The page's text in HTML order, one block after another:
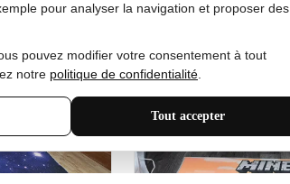
pour analyser la navigation et proposer des
pouvez modifier votre consentement à tout
notre politique de confidentialité
Tout accepter